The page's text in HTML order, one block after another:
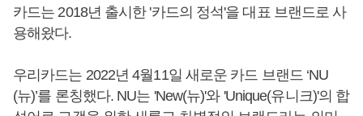
카드는 2018년 출시한 '카드의 정석'을 대표 브랜드로 사
용해왔다.
우리카드는 2022년 4월11일 새로운 카드 브랜드 ‘NU
(뉴)’를 론칭했다. NU는 'New(뉴)'와 'Unique(유니크)'의 합